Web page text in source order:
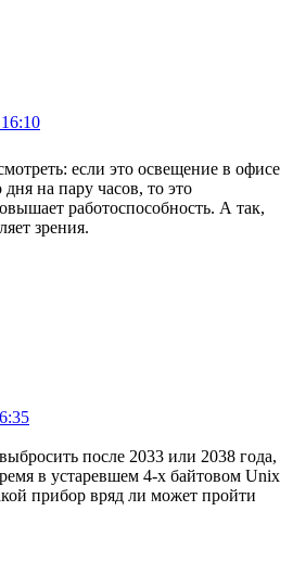
если это освещение в офисе
на пару часов, то это
работоспособность. А так,
зрения.
после 2033 или 2038 года,
в устаревшем 4-х байтовом Unix
прибор вряд ли может пройти